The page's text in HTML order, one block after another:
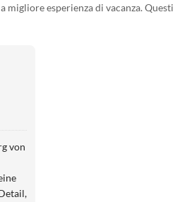
esperienza di vacanza. Questi
von